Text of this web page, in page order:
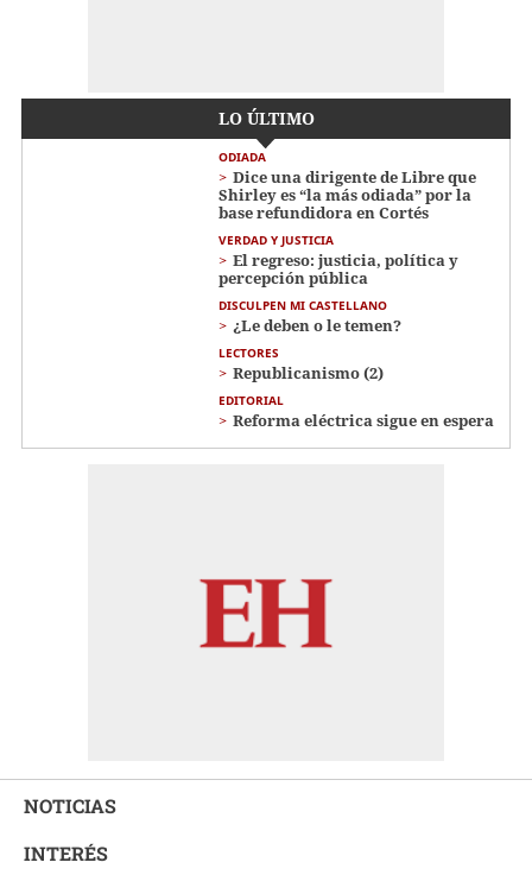
LO ÚLTIMO
ODIADA
Dice una dirigente de Libre que
Shirley es “la más odiada” por la
base refundidora en Cortés
VERDAD Y JUSTICIA
El regreso: justicia, política y
percepción pública
DISCULPEN MI CASTELLANO
¿Le deben o le temen?
LECTORES
Republicanismo (2)
EDITORIAL
Reforma eléctrica sigue en espera
NOTICIAS
INTERÉS